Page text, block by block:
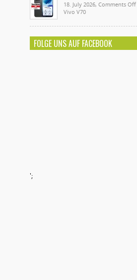
18. July 2026, Comments Off
Vivo V70
FOLGE UNS AUF FACEBOOK
';